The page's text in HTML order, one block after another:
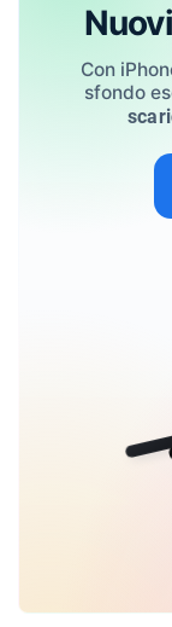
Con
sfondo